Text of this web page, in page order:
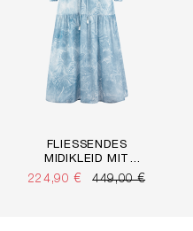
FLIESSENDES M
IDIKLEID MIT A
LLOVER PRINT
224,90 € 449,00 €